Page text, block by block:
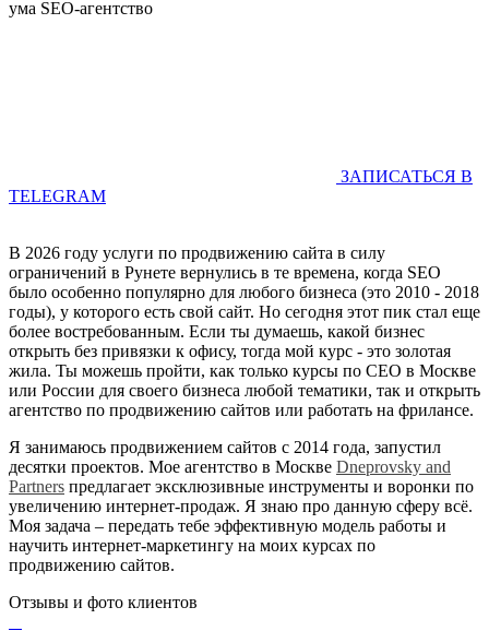
ума SEO-агентство
ЗАПИСАТЬСЯ В
TELEGRAM
В 2026 году услуги по продвижению сайта в силу
ограничений в Рунете вернулись в те времена, когда SEO
было особенно популярно для любого бизнеса (это 2010 - 2018
годы), у которого есть свой сайт. Но сегодня этот пик стал еще
более востребованным. Если ты думаешь, какой бизнес
открыть без привязки к офису, тогда мой курс - это золотая
жила. Ты можешь пройти, как только курсы по СЕО в Москве
или России для своего бизнеса любой тематики, так и открыть
агентство по продвижению сайтов или работать на фрилансе.
Я занимаюсь продвижением сайтов с 2014 года, запустил
десятки проектов. Мое агентство в Москве Dneprovsky and
Partners предлагает эксклюзивные инструменты и воронки по
увеличению интернет-продаж. Я знаю про данную сферу всё.
Моя задача – передать тебе эффективную модель работы и
научить интернет-маркетингу на моих курсах по
продвижению сайтов.
Отзывы и фото клиентов